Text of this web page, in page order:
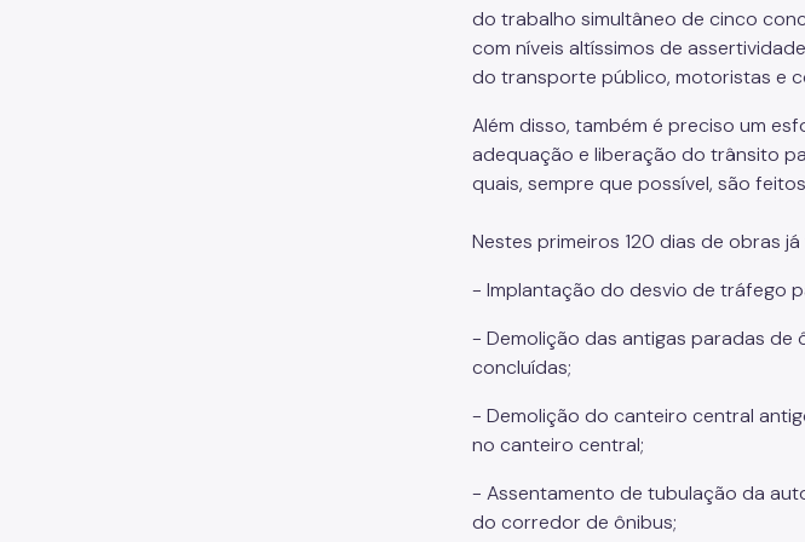
do trabalho simultâneo de cinco
com níveis altíssimos de
do transporte público, motoristas e
Além disso, também é preciso um
adequação e liberação do trânsito
quais, sempre que possível, são
Nestes primeiros 120 dias de obras
- Implantação do desvio de tráfego
- Demolição das antigas paradas de
concluídas;
- Demolição do canteiro central
no canteiro central;
- Assentamento de tubulação da
do corredor de ônibus;